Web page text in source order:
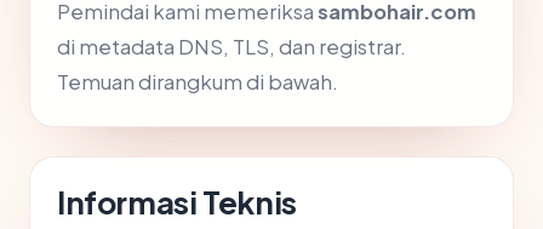
Pemindai kami memeriksasambohair.com
di metadata DNS, TLS, dan registrar.
Temuan dirangkum di bawah.
Informasi Teknis